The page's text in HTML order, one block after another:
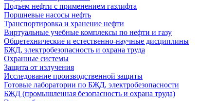
Подъем нефти с применением газлифта
Поршневые насосы нефть
Транспортировка и хранение нефти
Виртуальные учебные комплексы по нефти и газу
Общетехнические и естественно-научные дисциплины
БЖД, электробезопасность и охрана труда
Охранные системы
Защита от излучения
Исследование производственной защиты
Готовые лаборатории по БЖД, электробезопасности
БЖД (промышленная безопасность и охрана труда)